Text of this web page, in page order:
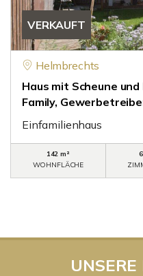
VERKAUFT
Helmbrechts
Haus mit Scheune
Family,
Einfamilienhaus
142 m²
WOHNFLÄCHE
6